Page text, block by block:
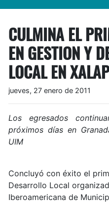
CULMINA EL
EN GESTION Y
LOCAL EN
jueves, 27 enero de 2011
Los egresados
próximos días en
UIM
Concluyó con éxito el
Desarrollo Local
Iberoamericana de